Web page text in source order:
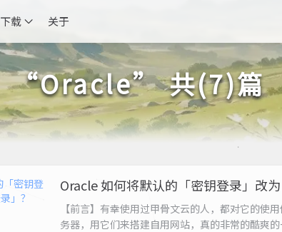
下载 关于
“Oracle” 共(7)篇
Oracle 如何将默认的「密钥登录」改
【前言】有幸使用过甲骨文云的人，都对它的使
务器，用它们来搭建自用网站，真的非常的酷爽